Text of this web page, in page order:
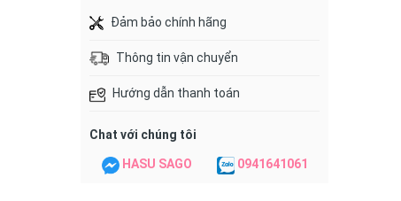
Đảm bảo chính hãng
Thông tin vận chuyển
Hướng dẫn thanh toán
Chat với chúng tôi
HASU SAGO 0941641061